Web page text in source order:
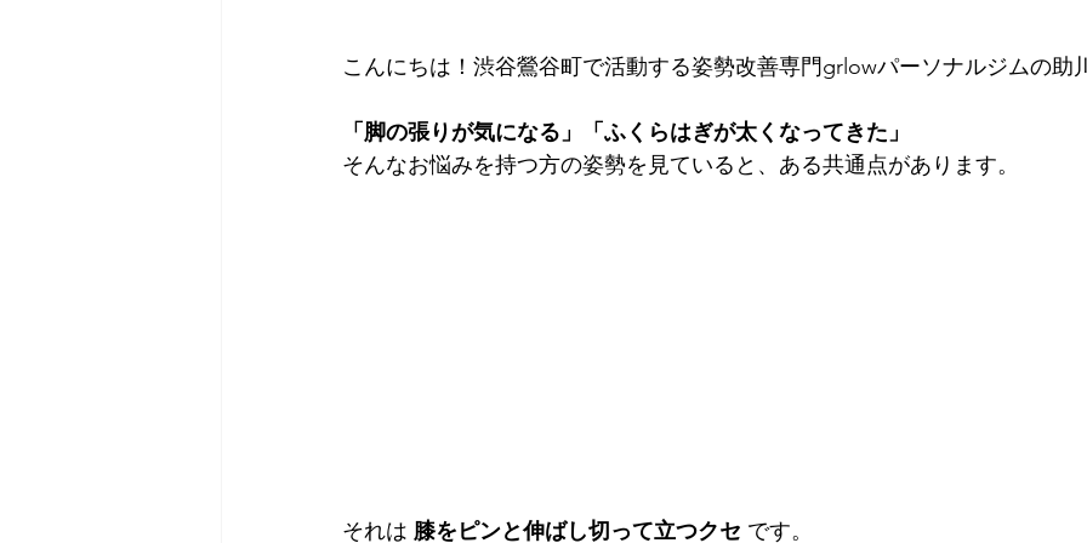
こんにちは！渋谷鶯谷町で活動する姿勢改善専門grlowパーソナルジムの助
「脚の張りが気になる」「ふくらはぎが太くなってきた」
そんなお悩みを持つ方の姿勢を見ていると、ある共通点があります。
それは 膝をピンと伸ばし切って立つクセ です。